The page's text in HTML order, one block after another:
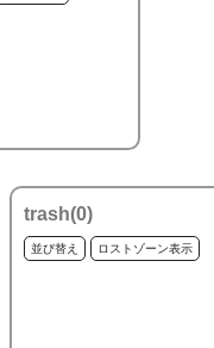
trash(0)
並び替え ロストゾーン表示